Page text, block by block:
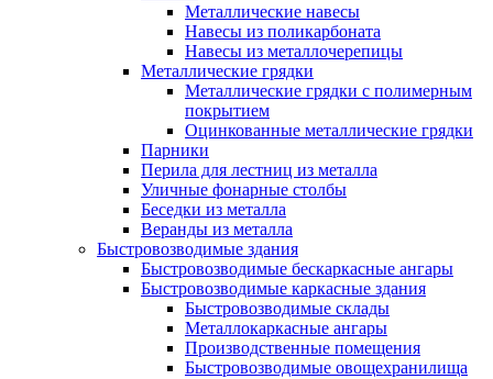
Металлические навесы
Навесы из поликарбоната
Навесы из металлочерепицы
Металлические грядки
Металлические грядки с полимерным
покрытием
Оцинкованные металлические грядки
Парники
Перила для лестниц из металла
Уличные фонарные столбы
Беседки из металла
Веранды из металла
Быстровозводимые здания
Быстровозводимые бескаркасные ангары
Быстровозводимые каркасные здания
Быстровозводимые склады
Металлокаркасные ангары
Производственные помещения
Быстровозводимые овощехранилища